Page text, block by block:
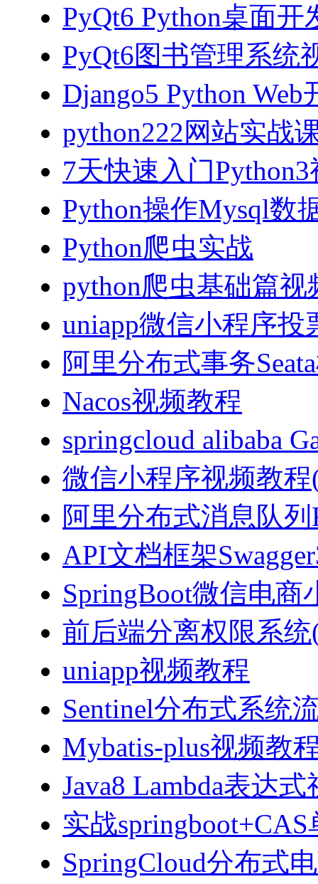
PyQt6 Python桌面开
PyQt6图书管理系统
Django5 Python
python222网站实战
7天快速入门
Python操作Mysql数
Python爬虫实战
python爬虫基础篇视
uniapp微信小程序投
阿里分布式事务
Nacos视频教程
springcloud alibaba
微信小程序视频教程
阿里分布式消息队
API文档框架
SpringBoot微信电商
前后端分离权限系统
uniapp视频教程
Sentinel分布式系统
Mybatis-plus视频教
Java8 Lambda表达
实战
SpringCloud分布式